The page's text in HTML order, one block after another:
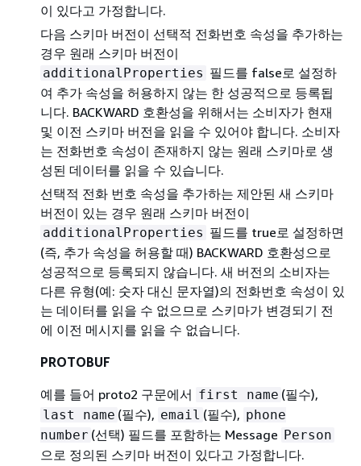
이 있다고 가정합니다.
다음 스키마 버전이 선택적 전화번호 속성을 추가하는
경우 원래 스키마 버전이
additionalProperties 필드를 false로 설정하
여 추가 속성을 허용하지 않는 한 성공적으로 등록됩
니다. BACKWARD 호환성을 위해서는 소비자가 현재
및 이전 스키마 버전을 읽을 수 있어야 합니다. 소비자
는 전화번호 속성이 존재하지 않는 원래 스키마로 생
성된 데이터를 읽을 수 있습니다.
선택적 전화 번호 속성을 추가하는 제안된 새 스키마
버전이 있는 경우 원래 스키마 버전이
additionalProperties 필드를 true로 설정하면
(즉, 추가 속성을 허용할 때) BACKWARD 호환성으로
성공적으로 등록되지 않습니다. 새 버전의 소비자는
다른 유형(예: 숫자 대신 문자열)의 전화번호 속성이 있
는 데이터를 읽을 수 없으므로 스키마가 변경되기 전
에 이전 메시지를 읽을 수 없습니다.
PROTOBUF
예를 들어 proto2 구문에서 first name (필수),
last name (필수), email (필수), phone
number (선택) 필드를 포함하는 Message Person
으로 정의된 스키마 버전이 있다고 가정합니다.